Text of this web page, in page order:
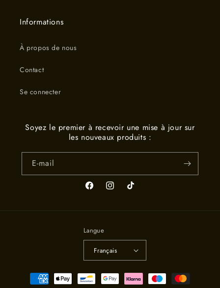
Informations
À propos de nous
Contact
Se connecter
Soyez le premier à recevoir une mise à jour sur
les nouveaux produits :
E-mail
FacebookInstagramTikTok
Langue
Français
Moyens